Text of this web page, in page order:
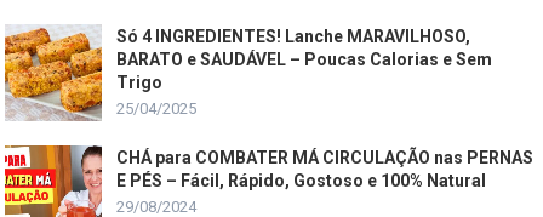
Só 4 INGREDIENTES! Lanche MARAVILHOSO,
BARATO e SAUDÁVEL – Poucas Calorias e Sem
Trigo
25/04/2025
CHÁ para COMBATER MÁ CIRCULAÇÃO nas PERNAS
E PÉS – Fácil, Rápido, Gostoso e 100% Natural
29/08/2024